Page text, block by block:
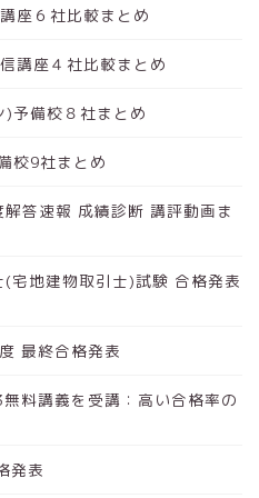
座６社比較まとめ
講座４社比較まとめ
予備校８社まとめ
校9社まとめ
答速報 成績診断 講評動画ま
宅地建物取引士)試験 合格発表
最終合格発表
料講義を受講：高い合格率の
発表